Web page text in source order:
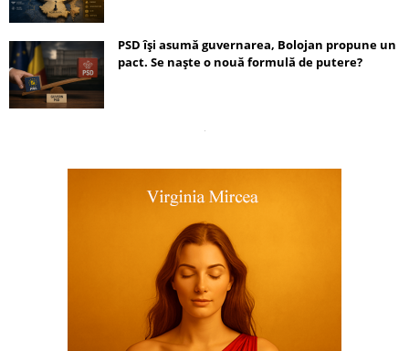
PSD își asumă guvernarea, Bolojan propune un
pact. Se naște o nouă formulă de putere?